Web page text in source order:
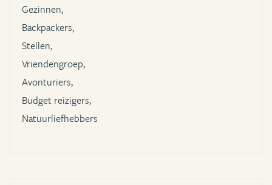
Gezinnen,
Backpackers,
Stellen,
Vriendengroep,
Avonturiers,
Budget reizigers,
Natuurliefhebbers